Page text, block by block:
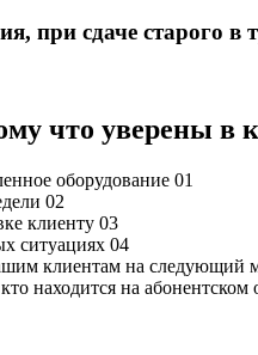
при сдаче старого в
что уверены в
оборудование 01
02
клиенту 03
ситуациях 04
клиентам на следующий
кто находится на